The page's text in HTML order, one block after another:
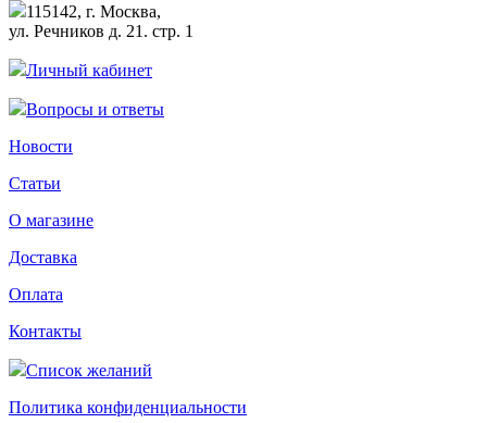
115142, г. Москва,
ул. Речников д. 21. стр. 1
Личный кабинет
Вопросы и ответы
Новости
Статьи
О магазине
Доставка
Оплата
Контакты
Список желаний
Политика конфиденциальности